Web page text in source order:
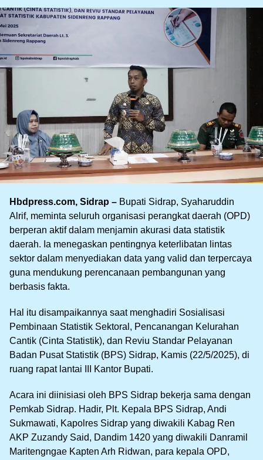
Hbdpress.com, Sidrap – Bupati Sidrap, Syaharuddin
Alrif, meminta seluruh organisasi perangkat daerah (OPD)
berperan aktif dalam menjamin akurasi data statistik
daerah. Ia menegaskan pentingnya keterlibatan lintas
sektor dalam menyediakan data yang valid dan terpercaya
guna mendukung perencanaan pembangunan yang
berbasis fakta.
Hal itu disampaikannya saat menghadiri Sosialisasi
Pembinaan Statistik Sektoral, Pencanangan Kelurahan
Cantik (Cinta Statistik), dan Reviu Standar Pelayanan
Badan Pusat Statistik (BPS) Sidrap, Kamis (22/5/2025), di
ruang rapat lantai III Kantor Bupati.
Acara ini diinisiasi oleh BPS Sidrap bekerja sama dengan
Pemkab Sidrap. Hadir, Plt. Kepala BPS Sidrap, Andi
Sukmawati, Kapolres Sidrap yang diwakili Kabag Ren
AKP Zuzandy Said, Dandim 1420 yang diwakili Danramil
Maritengngae Kapten Arh Ridwan, para kepala OPD,